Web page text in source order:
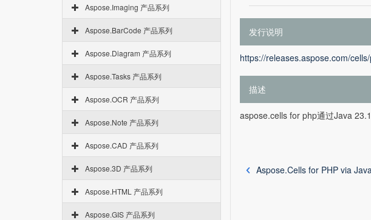
Aspose.Imaging 产品系列
Aspose.BarCode 产品系列
Aspose.Diagram 产品系列
Aspose.Tasks 产品系列
Aspose.OCR 产品系列
Aspose.Note 产品系列
Aspose.CAD 产品系列
Aspose.3D 产品系列
Aspose.HTML 产品系列
Aspose.GIS 产品系列
发行说明
https://releases.aspose.com/
描述
aspose.cells for php通过Java 23.1
Aspose.Cells for PHP via